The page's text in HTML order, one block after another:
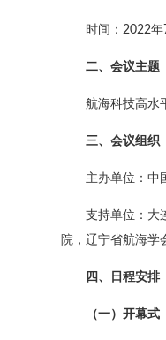
时间：2022
二、会议主题
航海科技高水
三、会议组织
主办单位：中
支持单位：大
院，辽宁省航海学
四、日程安排
（一）开幕式